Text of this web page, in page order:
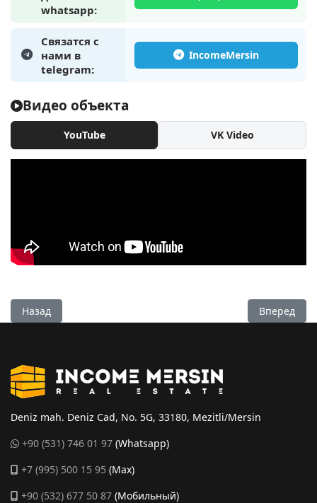
whatsapp:
Связатся с
нами в
telegram:
Видео объекта
YouTube VK Video
Предыдущий: Квартиры 2+1 под ВНЖ Турции, в Чешмели,
Назад Вперед
Deniz mah. Deniz Cad, No. 5G, 33180, Mezitli/Mersin
+90 (531) 746 01 97 (Whatsapp)
+7 (995) 500 15 95 (Max)
+90 (532) 677 50 87 (Мобильный)